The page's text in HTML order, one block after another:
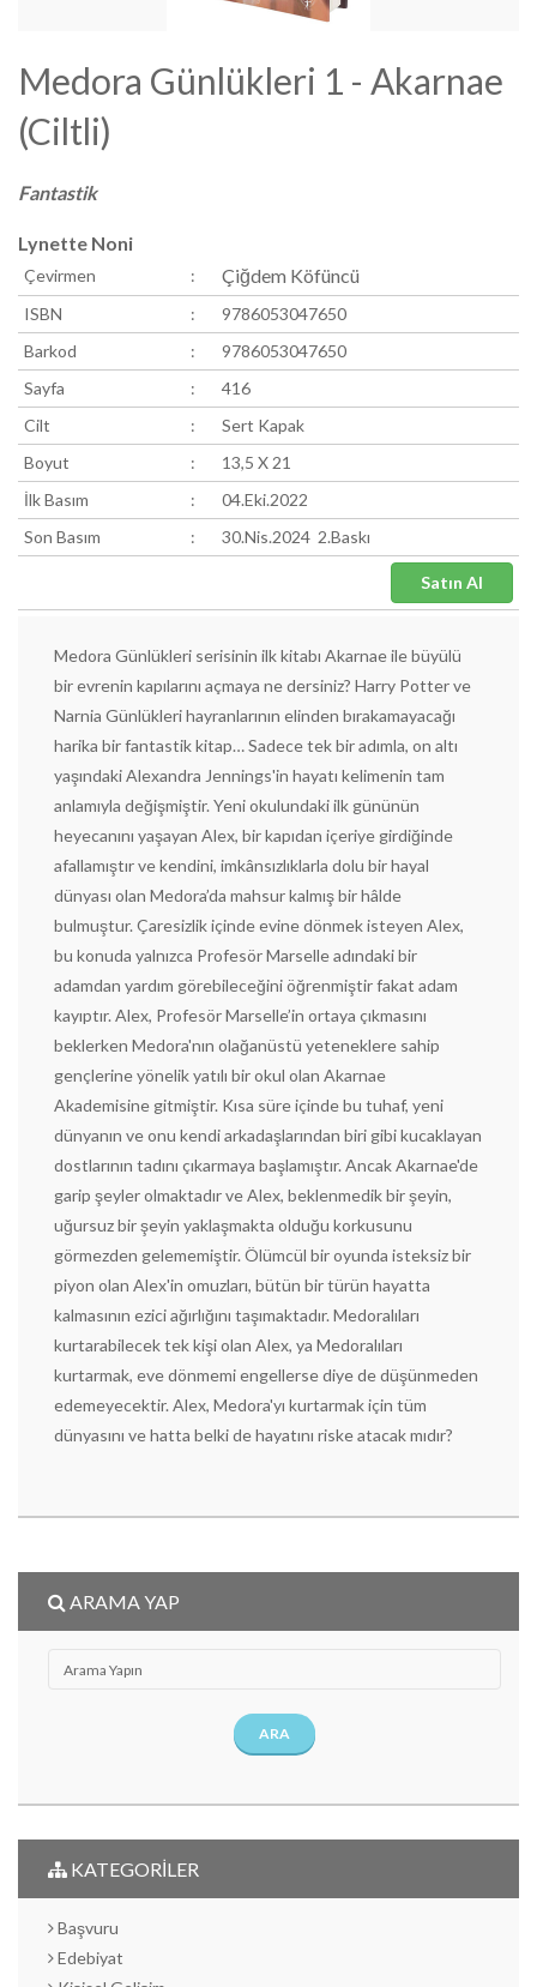
Medora Günlükleri 1 - Akarnae
(Ciltli)
Fantastik
Lynette Noni
Çevirmen : Çiğdem Köfüncü
ISBN :
9786053047650
Barkod
:
9786053047650
Sayfa
:
416
Cilt
:
Sert Kapak
Boyut
:
13,5 X 21
İlk Basım
:
04.Eki.2022
Son Basım
: 30.Nis.2024 2.Baskı
Medora Günlükleri serisinin ilk kitabı Akarnae ile büyülü
bir evrenin kapılarını açmaya ne dersiniz? Harry Potter ve
Narnia Günlükleri hayranlarının elinden bırakamayacağı
harika bir fantastik kitap… Sadece tek bir adımla, on altı
yaşındaki Alexandra Jennings'in hayatı kelimenin tam
anlamıyla değişmiştir. Yeni okulundaki ilk gününün
heyecanını yaşayan Alex, bir kapıdan içeriye girdiğinde
afallamıştır ve kendini, imkânsızlıklarla dolu bir hayal
dünyası olan Medora’da mahsur kalmış bir hâlde
bulmuştur. Çaresizlik içinde evine dönmek isteyen Alex,
bu konuda yalnızca Profesör Marselle adındaki bir
adamdan yardım görebileceğini öğrenmiştir fakat adam
kayıptır. Alex, Profesör Marselle’in ortaya çıkmasını
beklerken Medora'nın olağanüstü yeteneklere sahip
gençlerine yönelik yatılı bir okul olan Akarnae
Akademisine gitmiştir. Kısa süre içinde bu tuhaf, yeni
dünyanın ve onu kendi arkadaşlarından biri gibi kucaklayan
dostlarının tadını çıkarmaya başlamıştır. Ancak Akarnae'de
garip şeyler olmaktadır ve Alex, beklenmedik bir şeyin,
uğursuz bir şeyin yaklaşmakta olduğu korkusunu
görmezden gelememiştir. Ölümcül bir oyunda isteksiz bir
piyon olan Alex'in omuzları, bütün bir türün hayatta
kalmasının ezici ağırlığını taşımaktadır. Medoralıları
kurtarabilecek tek kişi olan Alex, ya Medoralıları
kurtarmak, eve dönmemi engellerse diye de düşünmeden
edemeyecektir. Alex, Medora'yı kurtarmak için tüm
dünyasını ve hatta belki de hayatını riske atacak mıdır?
ARAMA YAP
ARA
KATEGORİLER
Başvuru
Edebiyat